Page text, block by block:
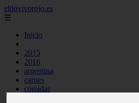
eltiovivorojo.es
☰
Inicio
2015
2016
argentina
carnes
comidas